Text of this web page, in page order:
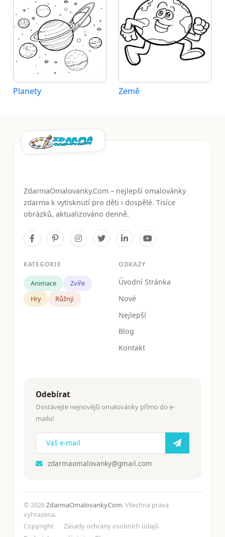
Planety Země
ZdarmaOmalovanky.Com – nejlepší omalovánky
zdarma k vytisknutí pro děti i dospělé. Tisíce
obrázků, aktualizováno denně.
KATEGORIE
Animace
Zvíře
Hry
Růžný
ODKAZY
Úvodní Stránka
Nové
Nejlepší
Blog
Kontakt
Odebírat
Dostávejte nejnovější omalovánky přímo do e-
mailu!
zdarmaomalovanky@gmail.com
© 2026ZdarmaOmalovanky.Com. Všechna práva
vyhrazena.
Copyright
Zásady ochrany osobních údajů